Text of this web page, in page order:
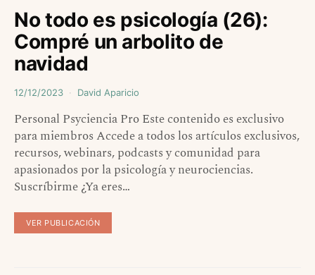
No todo es psicología (26):
Compré un arbolito de
navidad
12/12/2023 David Aparicio
Personal Psyciencia Pro Este contenido es exclusivo
para miembros Accede a todos los artículos exclusivos,
recursos, webinars, podcasts y comunidad para
apasionados por la psicología y neurociencias.
Suscríbirme ¿Ya eres…
VER PUBLICACIÓN